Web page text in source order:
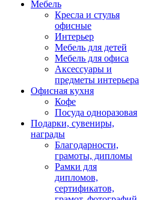
Мебель
Кресла и стулья
офисные
Интерьер
Мебель для детей
Мебель для офиса
Аксессуары и
предметы интерьера
Офисная кухня
Кофе
Посуда одноразовая
Подарки, сувениры,
награды
Благодарности,
грамоты, дипломы
Рамки для
дипломов,
сертификатов,